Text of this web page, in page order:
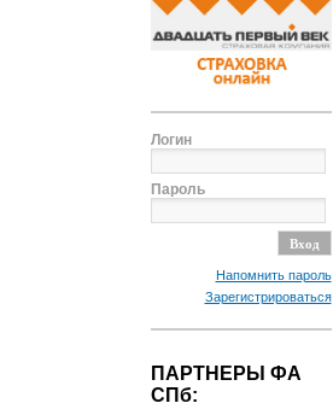
Логин
Пароль
Напомнить пароль
Зарегистрироваться
ПАРТНЕРЫ ФА
СПб: